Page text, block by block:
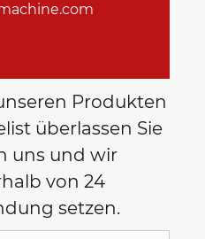
Produkten
überlassen Sie
uns und wir
von 24
setzen.